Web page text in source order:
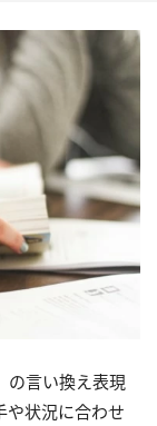
の言い換え表現
や状況に合わせ